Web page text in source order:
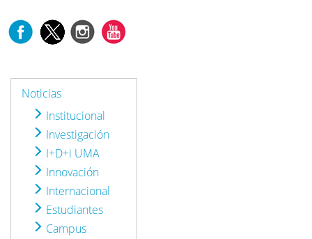
Noticias
Institucional
Investigación
I+D+i UMA
Innovación
Internacional
Estudiantes
Campus